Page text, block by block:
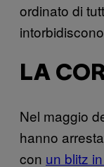
ordinato di
LA
Nel maggio
hanno
con un blitz